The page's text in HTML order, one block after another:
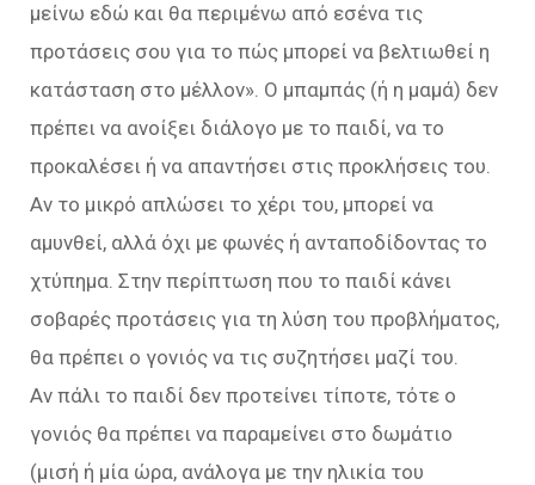
μείνω εδώ και θα περιμένω από εσένα τις
προτάσεις σου για το πώς μπορεί να βελτιωθεί η
κατάσταση στο μέλλον». Ο μπαμπάς (ή η μαμά) δεν
πρέπει να ανοίξει διάλογο με το παιδί, να το
προκαλέσει ή να απαντήσει στις προκλήσεις του.
Αν το μικρό απλώσει το χέρι του, μπορεί να
αμυνθεί, αλλά όχι με φωνές ή ανταποδίδοντας το
χτύπημα. Στην περίπτωση που το παιδί κάνει
σοβαρές προτάσεις για τη λύση του προβλήματος,
θα πρέπει ο γονιός να τις συζητήσει μαζί του.
Αν πάλι το παιδί δεν προτείνει τίποτε, τότε ο
γονιός θα πρέπει να παραμείνει στο δωμάτιο
(μισή ή μία ώρα, ανάλογα με την ηλικία του